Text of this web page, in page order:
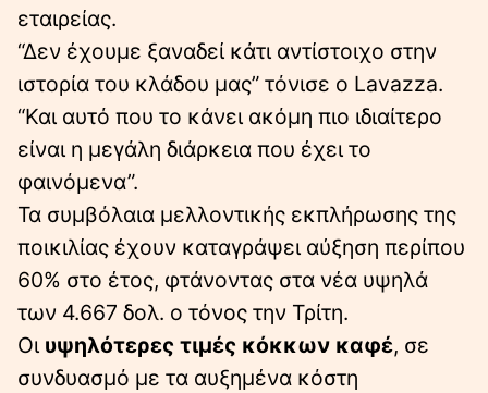
εταιρείας.
“Δεν έχουμε ξαναδεί κάτι αντίστοιχο στην
ιστορία του κλάδου μας” τόνισε ο Lavazza.
“Και αυτό που το κάνει ακόμη πιο ιδιαίτερο
είναι η μεγάλη διάρκεια που έχει το
φαινόμενα”.
Τα συμβόλαια μελλοντικής εκπλήρωσης της
ποικιλίας έχουν καταγράψει αύξηση περίπου
60% στο έτος, φτάνοντας στα νέα υψηλά
των 4.667 δολ. ο τόνος την Τρίτη.
Οι υψηλότερες τιμές κόκκων καφέ, σε
συνδυασμό με τα αυξημένα κόστη